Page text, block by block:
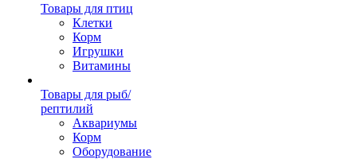
Товары для птиц
Клетки
Корм
Игрушки
Витамины
Товары для рыб/
рептилий
Аквариумы
Корм
Оборудование